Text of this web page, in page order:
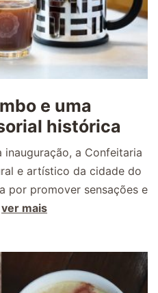
e uma
histórica
inauguração, a Confeitaria
e artístico da cidade do
por promover sensações e
ver mais